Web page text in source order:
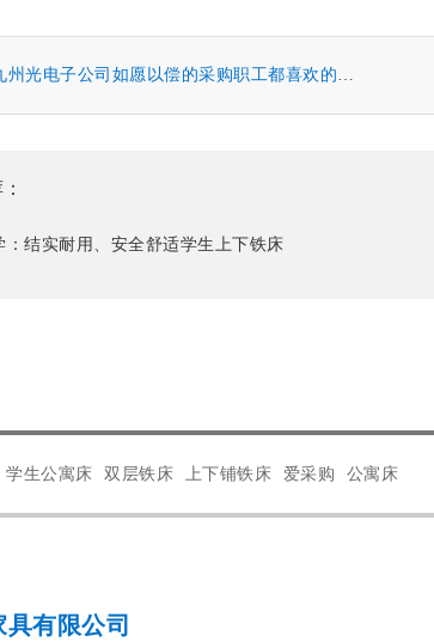
光电子公司如愿以偿的采购职工都喜欢的东莞公寓床
：结实耐用、安全舒适学生上下铁床
学生公寓床 双层铁床 上下铺铁床 爱采购 公寓床
有限公司